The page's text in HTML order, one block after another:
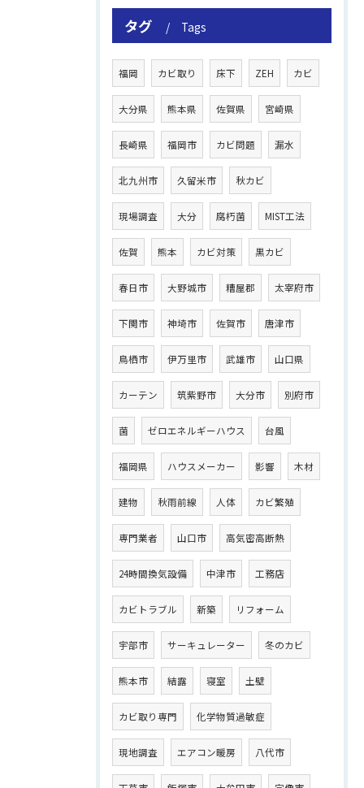
タグ Tags
福岡 カビ取り 床下 ZEH カビ
大分県 熊本県 佐賀県 宮崎県
長崎県 福岡市 カビ問題 漏水
北九州市 久留米市 秋カビ
現場調査 大分 腐朽菌 MIST工法
佐賀 熊本 カビ対策 黒カビ
春日市 大野城市 糟屋郡 太宰府市
下関市 神埼市 佐賀市 唐津市
鳥栖市 伊万里市 武雄市 山口県
カーテン 筑紫野市 大分市 別府市
菌 ゼロエネルギーハウス 台風
福岡県 ハウスメーカー 影響 木材
建物 秋雨前線 人体 カビ繁殖
専門業者 山口市 高気密高断熱
24時間換気設備 中津市 工務店
カビトラブル 新築 リフォーム
宇部市 サーキュレーター 冬のカビ
熊本市 結露 寝室 土壁
カビ取り専門 化学物質過敏症
現地調査 エアコン暖房 八代市